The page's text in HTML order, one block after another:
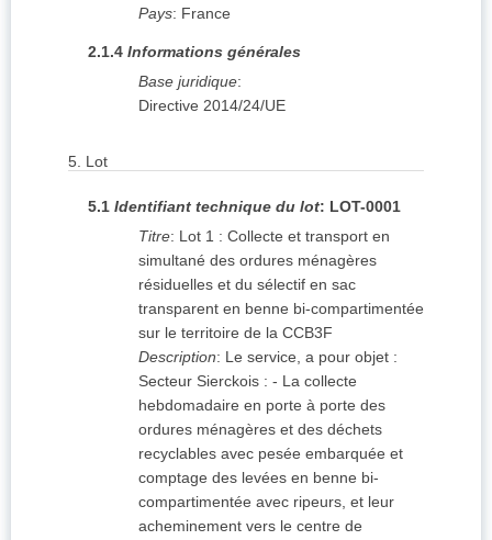
Pays: France
2.1.4 Informations générales
Base juridique:
Directive 2014/24/UE
5. Lot
5.1 Identifiant technique du lot: LOT-0001
Titre: Lot 1 : Collecte et transport en
simultané des ordures ménagères
résiduelles et du sélectif en sac
transparent en benne bi-compartimentée
sur le territoire de la CCB3F
Description: Le service, a pour objet :
Secteur Sierckois : - La collecte
hebdomadaire en porte à porte des
ordures ménagères et des déchets
recyclables avec pesée embarquée et
comptage des levées en benne bi-
compartimentée avec ripeurs, et leur
acheminement vers le centre de